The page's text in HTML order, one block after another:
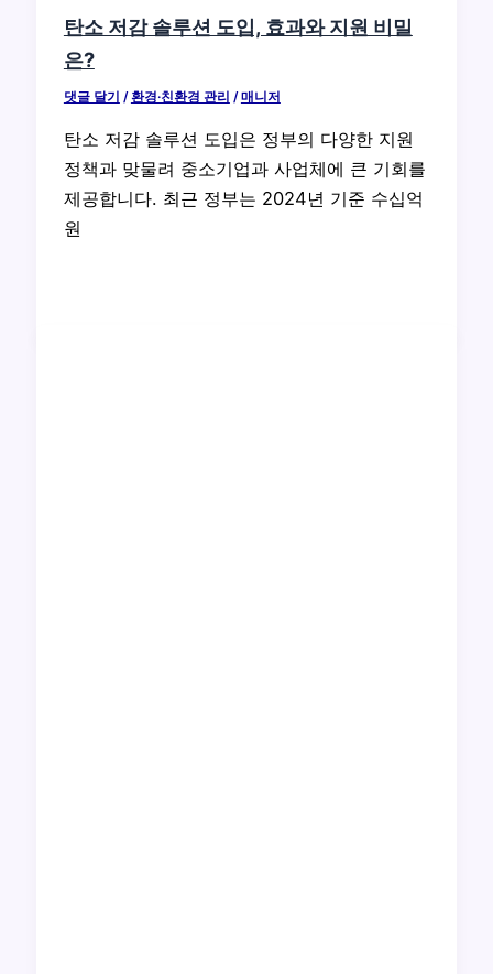
탄소 저감 솔루션 도입, 효과와 지원 비밀
은?
댓글 달기 /환경·친환경 관리 /매니저
탄소 저감 솔루션 도입은 정부의 다양한 지원
정책과 맞물려 중소기업과 사업체에 큰 기회를
제공합니다. 최근 정부는 2024년 기준 수십억
원